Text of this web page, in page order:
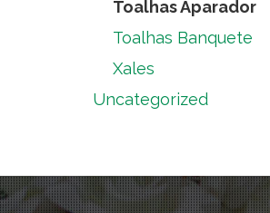
Toalhas Aparador
Toalhas Banquete
Xales
Uncategorized